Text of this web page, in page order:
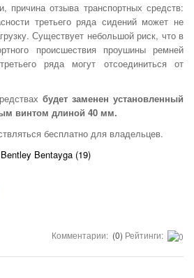
причина отзыва транспортных средств:
третьего ряда сидений может не
Существует небольшой риск, что в
происшествия проушины ремней
ряда могут отсоединиться от
будет заменен установленный
винтом длиной 40 мм.
бесплатно для владельцев.
Bentayga (19)
Комментарии: (0) Рейтинги: